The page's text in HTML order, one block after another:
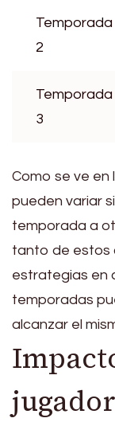
Temporada
2
Temporada
3
Como se ve en
pueden variar
temporada a
tanto de estos
estrategias en
temporadas
alcanzar el